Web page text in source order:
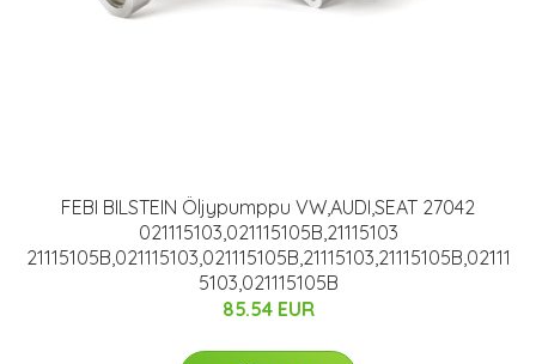
FEBI BILSTEIN Öljypumppu VW,AUDI,SEAT 27042
021115103,021115105B,21115103
21115105B,021115103,021115105B,21115103,21115105B,02111
5103,021115105B
85.54 EUR